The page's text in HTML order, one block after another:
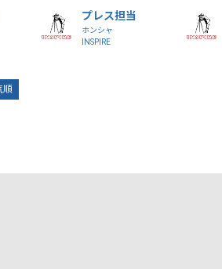
プレス担当
ホンシャ
INSPIRE
順